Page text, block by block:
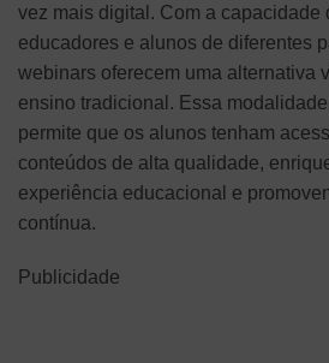
vez mais digital. Com a capacidade
educadores e alunos de diferentes
webinars oferecem uma alternativa
ensino tradicional. Essa
permite que os alunos tenham
conteúdos de alta qualidade,
experiência educacional e
contínua.
Publicidade